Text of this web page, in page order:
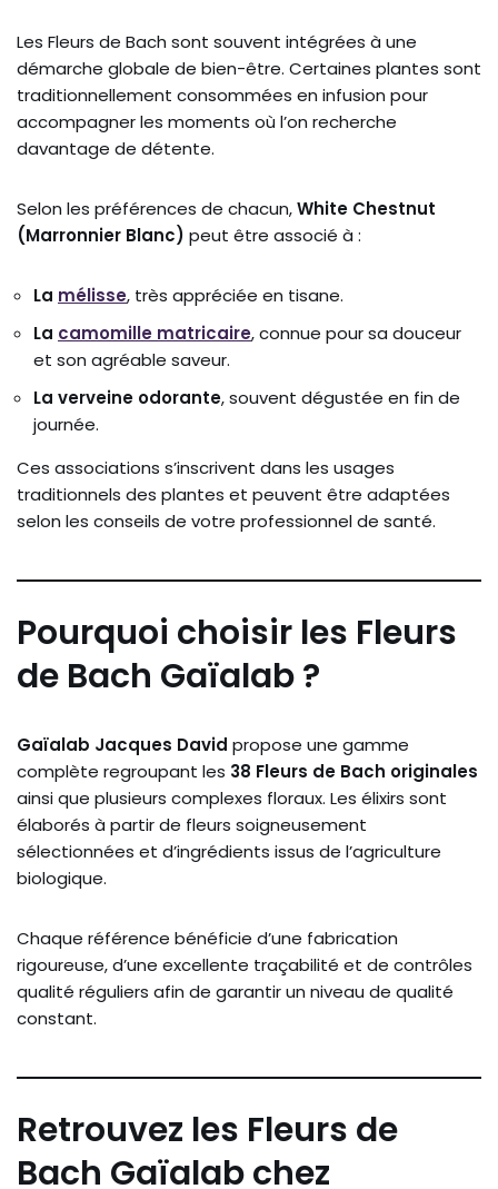
Les Fleurs de Bach sont souvent intégrées à une
démarche globale de bien-être. Certaines plantes sont
traditionnellement consommées en infusion pour
accompagner les moments où l’on recherche
davantage de détente.
Selon les préférences de chacun,White Chestnut
(Marronnier Blanc) peut être associé à :
La mélisse, très appréciée en tisane.
La camomille matricaire, connue pour sa douceur
et son agréable saveur.
La verveine odorante, souvent dégustée en fin de
journée.
Ces associations s’inscrivent dans les usages
traditionnels des plantes et peuvent être adaptées
selon les conseils de votre professionnel de santé.
Pourquoi choisir les Fleurs
de Bach Gaïalab ?
Gaïalab Jacques David propose une gamme
complète regroupant les 38 Fleurs de Bach originales
ainsi que plusieurs complexes floraux. Les élixirs sont
élaborés à partir de fleurs soigneusement
sélectionnées et d’ingrédients issus de l’agriculture
biologique.
Chaque référence bénéficie d’une fabrication
rigoureuse, d’une excellente traçabilité et de contrôles
qualité réguliers afin de garantir un niveau de qualité
constant.
Retrouvez les Fleurs de
Bach Gaïalab chez